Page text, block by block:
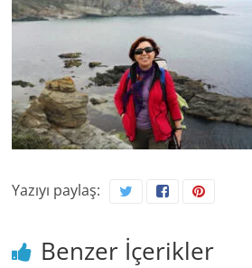
Yazıyı paylaş:
Benzer İçerikler